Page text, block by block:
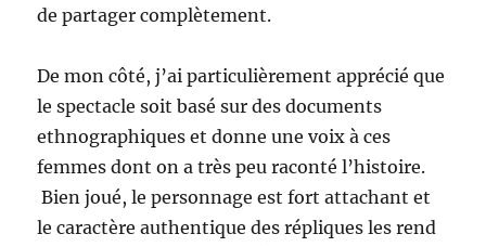
de partager complètement.
De mon côté, j’ai particulièrement apprécié que
le spectacle soit basé sur des documents
ethnographiques et donne une voix à ces
femmes dont on a très peu raconté l’histoire.
Bien joué, le personnage est fort attachant et
le caractère authentique des répliques les rend